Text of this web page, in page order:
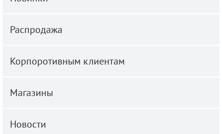
Распродажа
Корпоротивным клиентам
Магазины
Новости